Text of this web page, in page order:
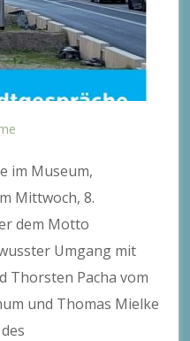
im Museum,
Mittwoch, 8.
dem Motto
Umgang mit
Thorsten Pacha vom
und Thomas Mielke